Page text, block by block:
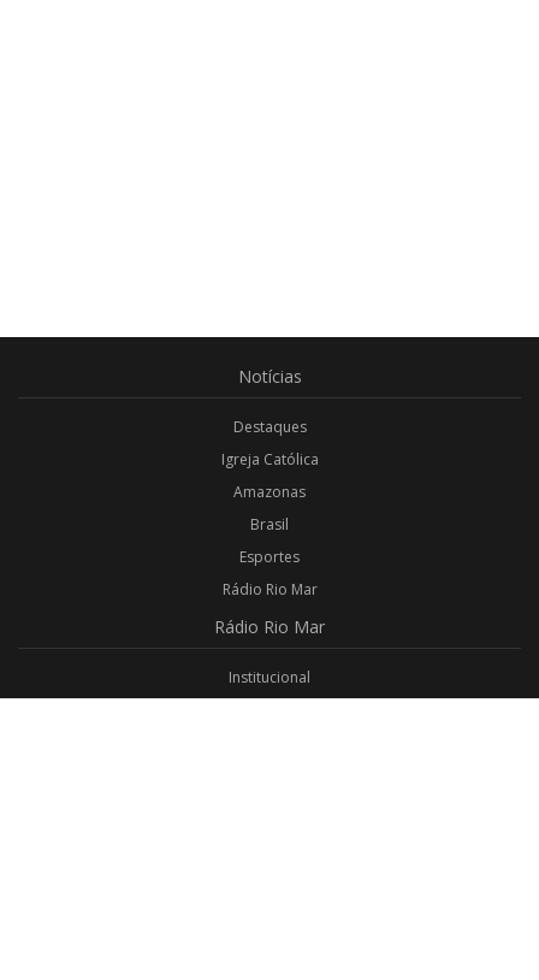
Notícias
Destaques
Igreja Católica
Amazonas
Brasil
Esportes
Rádio Rio Mar
Rádio Rio Mar
Institucional